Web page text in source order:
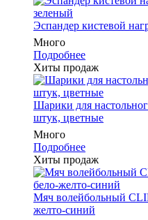
Эспандер кистевой
Много
Подробнее
Хиты продаж
Шарики для
штук, цветные
Много
Подробнее
Хиты продаж
Мяч волейбольный
желто-синий